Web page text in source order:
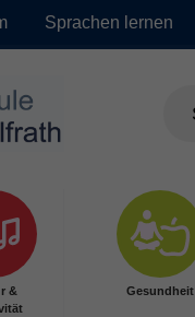
Sprachen lernen
&
Gesundheit